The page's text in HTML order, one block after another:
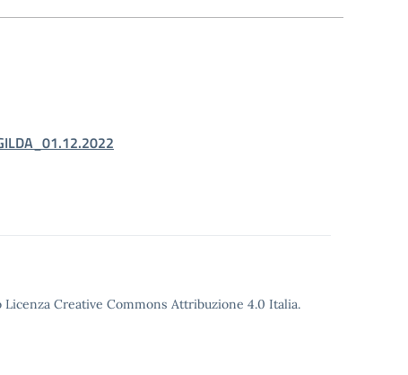
Creative Commons Attribuzione 4.0 Italia.